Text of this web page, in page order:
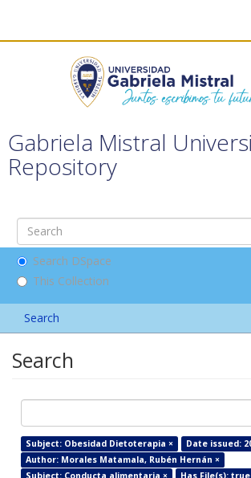
Gabriela Mistral
Repository
Search DSpace
This Collection
Search
Search
Subject: Obesidad Dietoterapia ×
Date issued:
Author: Morales Matamala, Rubén Hernán ×